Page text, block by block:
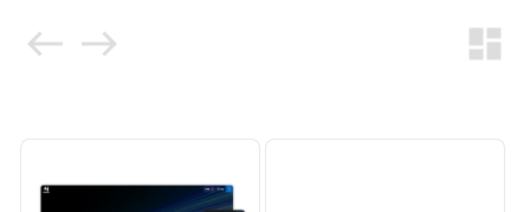
west east dashboard